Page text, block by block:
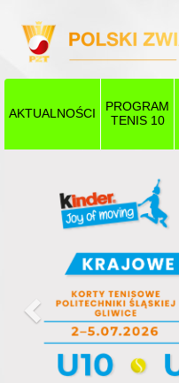
AKTUALNOŚCI
PROGRAM
TENIS 10
Poprzedni